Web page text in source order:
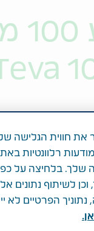
חווית הגלישה
מודעות רלוונטיות
שלך. בלחיצה על
לשיתוף נתונים
הפרטיים לא